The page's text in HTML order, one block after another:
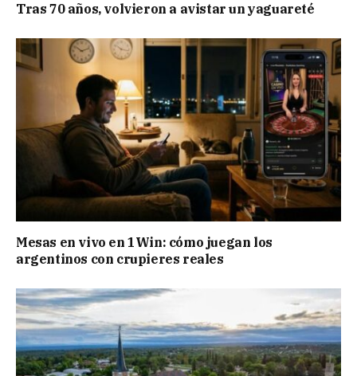
Tras 70 años, volvieron a avistar un yaguareté
Mesas en vivo en 1Win: cómo juegan los
argentinos con crupieres reales